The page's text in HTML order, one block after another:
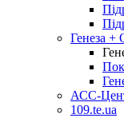
Генеза +
АСС-
109.te.ua